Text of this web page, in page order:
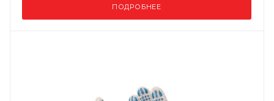
ПОДРОБНЕЕ